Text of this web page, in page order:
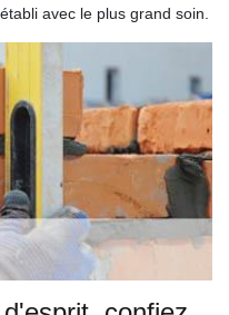
avec le plus grand soin.